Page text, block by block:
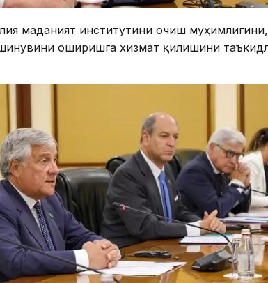
маданият институтини очиш
оширишга хизмат қилишини